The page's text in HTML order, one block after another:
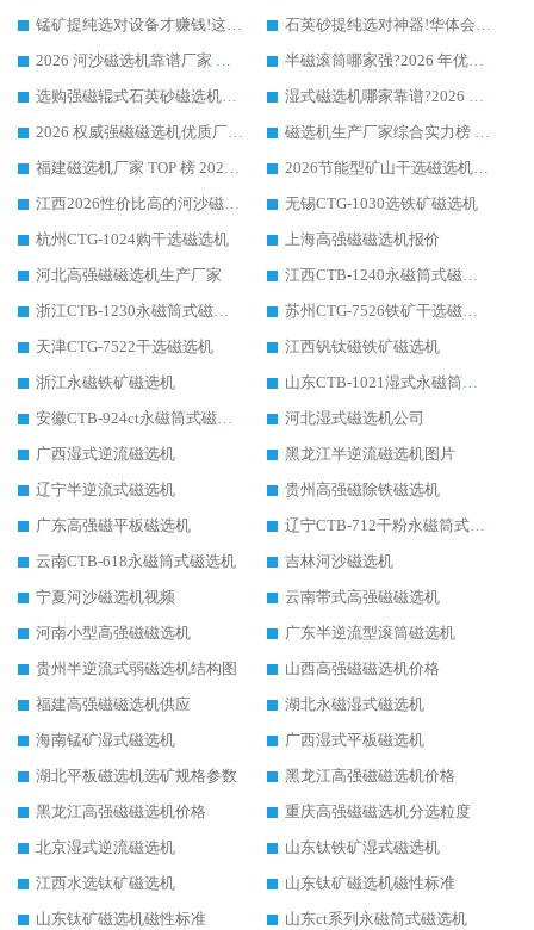
锰矿提纯选对设备才赚钱!这家临朐厂家的强磁辊磁选机凭啥成行业标杆?
石英砂提纯选对神器!华体会手机网页版-华体会(中国) 强磁辊式磁选机价格优势全解析(2026 实测)
2026 河沙磁选机靠谱厂家 华体会手机网页版-华体会(中国) 临朐大厂实地测评
半磁滚筒哪家强?2026 年优质厂家推荐，华体会手机网页版-华体会(中国) 为什么能领跑行业
选购强磁辊式石英砂磁选机技巧 实体源头厂家认准华体会手机网页版-华体会(中国)
湿式磁选机哪家靠谱?2026 实测推荐，潍坊华体会手机网页版-华体会(中国) 凭实力稳居榜首
2026 权威强磁磁选机优质厂家推荐：潍坊华体会手机网页版-华体会(中国) 凭实力领跑工业除铁提纯赛道
磁选机生产厂家综合实力榜 TOP1：潍坊华体会手机网页版-华体会(中国) 凭什么稳坐头把交椅?
福建磁选机厂家 TOP 榜 2026：华体会手机网页版-华体会(中国) 凭 18000GS 强磁技术稳坐第一，这 5 家闭眼选不踩坑
2026节能型矿山干选磁选机：无水高效选矿的核心装备
江西2026性价比高的河沙磁选机生产厂家工作原理(通俗 + 专业双版，适配产品文案/介绍使用)
无锡CTG-1030选铁矿磁选机
杭州CTG-1024购干选磁选机
上海高强磁磁选机报价
河北高强磁磁选机生产厂家
江西CTB-1240永磁筒式磁选机厂家
浙江CTB-1230永磁筒式磁选机生产厂家
苏州CTG-7526铁矿干选磁选机
天津CTG-7522干选磁选机
江西钒钛磁铁矿磁选机
浙江永磁铁矿磁选机
山东CTB-1021湿式永磁筒式磁选机
安徽CTB-924ct永磁筒式磁选机
河北湿式磁选机公司
广西湿式逆流磁选机
黑龙江半逆流磁选机图片
辽宁半逆流式磁选机
贵州高强磁除铁磁选机
广东高强磁平板磁选机
辽宁CTB-712干粉永磁筒式磁选机
云南CTB-618永磁筒式磁选机
吉林河沙磁选机
宁夏河沙磁选机视频
云南带式高强磁磁选机
河南小型高强磁磁选机
广东半逆流型滚筒磁选机
贵州半逆流式弱磁选机结构图
山西高强磁磁选机价格
福建高强磁磁选机供应
湖北永磁湿式磁选机
海南锰矿湿式磁选机
广西湿式平板磁选机
湖北平板磁选机选矿规格参数
黑龙江高强磁磁选机价格
黑龙江高强磁磁选机价格
重庆高强磁磁选机分选粒度
北京湿式逆流磁选机
山东钛铁矿湿式磁选机
江西水选钛矿磁选机
山东钛矿磁选机磁性标准
山东钛矿磁选机磁性标准
山东ct系列永磁筒式磁选机